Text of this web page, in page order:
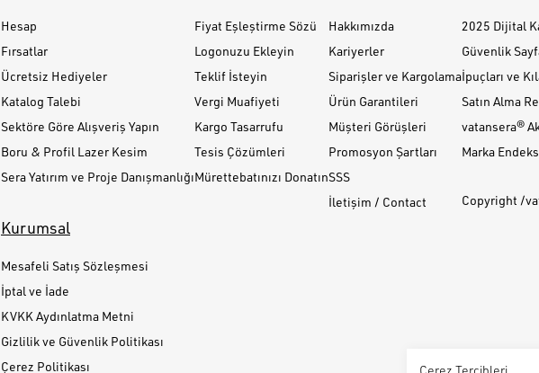
Çerez Tercihleri
Hesap
Fırsatlar
Ücretsiz Hediyeler
Katalog Talebi
Sektöre Göre Alışveriş Yapın
Boru & Profil Lazer Kesim
Sera Yatırım ve Proje Danışmanlığı
Fiyat Eşleştirme Sözü
Logonuzu Ekleyin
Teklif İsteyin
Vergi Muafiyeti
Kargo Tasarrufu
Tesis Çözümleri
Mürettebatınızı Donatın
Hakkımızda
Kariyerler
Siparişler ve Kargolama
Ürün Garantileri
Müşteri Görüşleri
Promosyon Şartları
SSS
İletişim / Contact
2025 Dijital
Güvenlik
İpuçları ve
Satın Alma
vatansera®
Marka
Copyright /
Kurumsal
Mesafeli Satış Sözleşmesi
İptal ve İade
KVKK Aydınlatma Metni
Gizlilik ve Güvenlik Politikası
Çerez Politikası